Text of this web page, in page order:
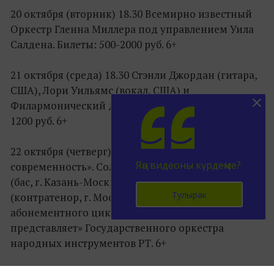
20 октября (вторник) 18.30 Всемирно известный
Оркестр Гленна Миллера под управлением Уила
Салдена. Билеты: 500-2000 руб. 6+
21 октября (среда) 18.30 Стэнли Джордан (гитара,
США), Лори Уильямс (вокал, США) и
Филармонический джаз-оркестр РТ. Билеты: 300-
1200 руб. 6+
22 октября (четверг) 18.00 «Чарующая классика и
современность». Солисты: Алексей Тихомиров
(бас, г. Казань-Москва), Владимир Магомадов
(контратенор, г. Москва). Первый концерт из
абонементного цикла «Анатолий Шутиков
представляет» Государственного оркестра
народных инструментов РТ. 6+
Яңа видеоны күрдеңме?
Тулырак